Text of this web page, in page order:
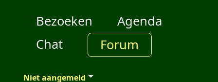
Bezoeken
Agenda
Chat
Forum
Niet aangemeld